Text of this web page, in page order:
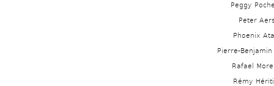
Peggy
Peter
Phoenix
Pierre-
Rafael
Rémy